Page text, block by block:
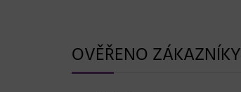
OVĚŘENO ZÁKAZNÍKY